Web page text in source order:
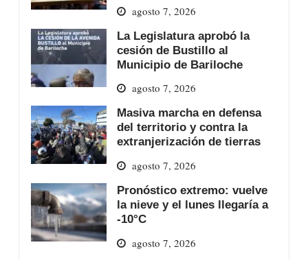
agosto 7, 2026
La Legislatura aprobó la
cesión de Bustillo al
Municipio de Bariloche
agosto 7, 2026
Masiva marcha en defensa
del territorio y contra la
extranjerización de tierras
agosto 7, 2026
Pronóstico extremo: vuelve
la nieve y el lunes llegaría a
-10°C
agosto 7, 2026